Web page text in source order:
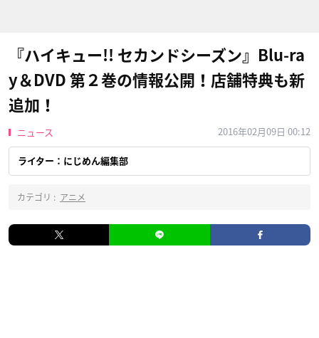
『ハイキュー!! セカンドシーズン』Blu-ra
y＆DVD 第２巻の情報公開！店舗特典も新
追加！
ニュース 2016年02月09日 00:12
ライター：にじめん編集部
カテゴリ : アニメ